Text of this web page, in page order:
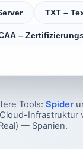
TXT –
–
Tools: Spider
Infrastruktur
— Spanien.